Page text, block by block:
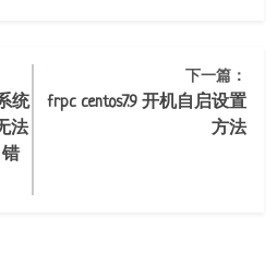
统
法
下一篇：
frpc centos7.9 开机自启设置
方法